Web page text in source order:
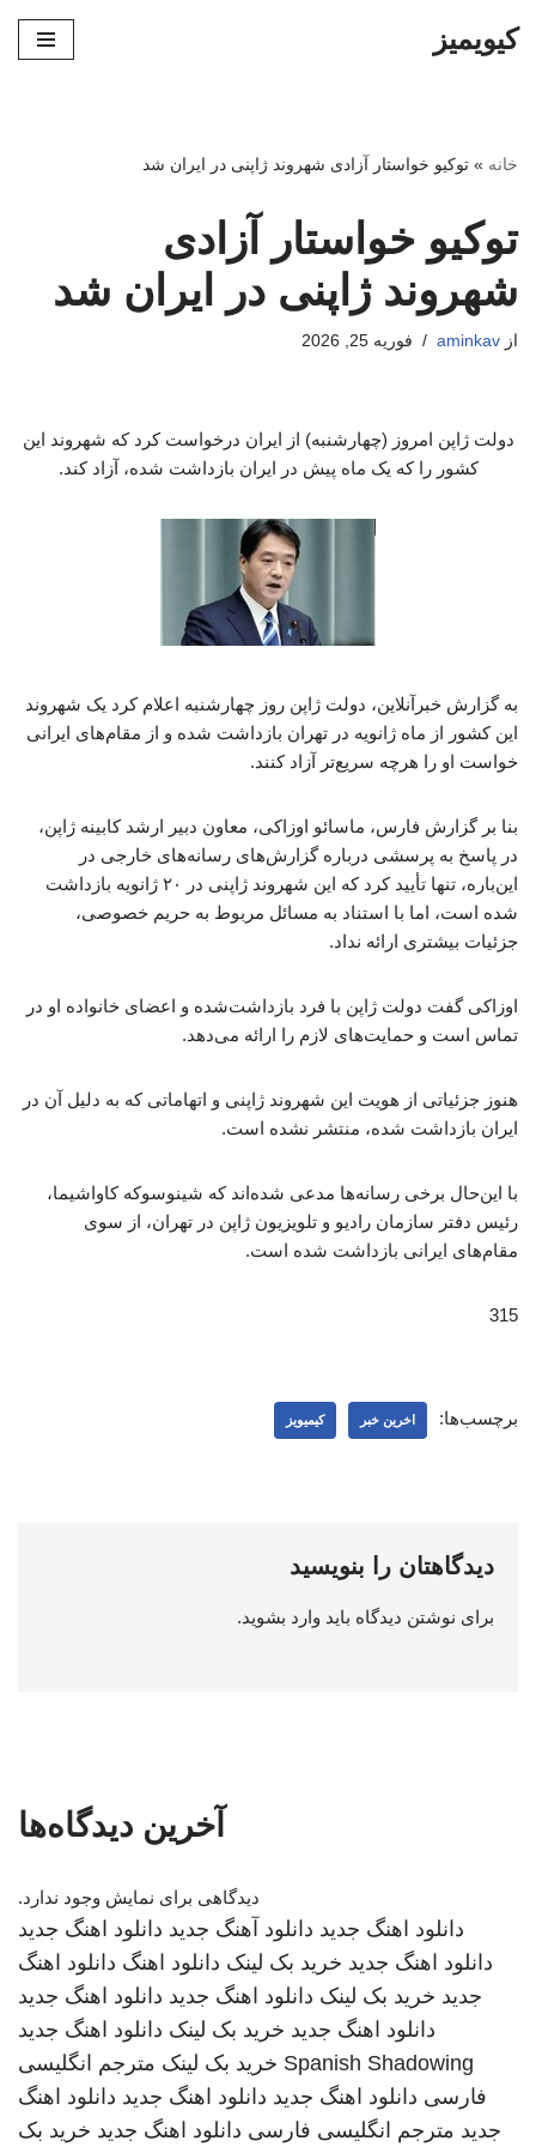
کیویمیز
خانه » توکیو خواستار آزادی شهروند ژاپنی در ایران شد
توکیو خواستار آزادی
شهروند ژاپنی در ایران شد
از aminkav فوریه 25, 2026
دولت ژاپن امروز (چهارشنبه) از ایران درخواست کرد که شهروند این
کشور را که یک ماه پیش در ایران بازداشت شده، آزاد کند.
به گزارش خبرآنلاین، دولت ژاپن روز چهارشنبه اعلام کرد یک شهروند
این کشور از ماه ژانویه در تهران بازداشت شده و از مقام‌های ایرانی
خواست او را هرچه سریع‌تر آزاد کنند.
بنا بر گزارش فارس، ماسائو اوزاکی، معاون دبیر ارشد کابینه ژاپن،
در پاسخ به پرسشی درباره گزارش‌های رسانه‌های خارجی در
این‌باره، تنها تأیید کرد که این شهروند ژاپنی در ۲۰ ژانویه بازداشت
شده است، اما با استناد به مسائل مربوط به حریم خصوصی،
جزئیات بیشتری ارائه نداد.
اوزاکی گفت دولت ژاپن با فرد بازداشت‌شده و اعضای خانواده او در
تماس است و حمایت‌های لازم را ارائه می‌دهد.
هنوز جزئیاتی از هویت این شهروند ژاپنی و اتهاماتی که به دلیل آن در
ایران بازداشت شده، منتشر نشده است.
با این‌حال برخی رسانه‌ها مدعی شده‌اند که شینوسوکه کاواشیما،
رئیس دفتر سازمان رادیو و تلویزیون ژاپن در تهران، از سوی
مقام‌های ایرانی بازداشت شده است.
315
برچسب‌ها: اخرین خبر کیمیویز
دیدگاهتان را بنویسید
برای نوشتن دیدگاه باید وارد بشوید.
آخرین دیدگاه‌ها
دیدگاهی برای نمایش وجود ندارد.
دانلود اهنگ جدید دانلود آهنگ جدید دانلود اهنگ جدید
دانلود اهنگ جدید خرید بک لینک دانلود اهنگ دانلود اهنگ
جدید خرید بک لینک دانلود اهنگ جدید دانلود اهنگ جدید
دانلود اهنگ جدید خرید بک لینک دانلود اهنگ جدید
Spanish Shadowing خرید بک لینک مترجم انگلیسی
فارسی دانلود اهنگ جدید دانلود اهنگ جدید دانلود اهنگ
جدید مترجم انگلیسی فارسی دانلود اهنگ جدید خرید بک